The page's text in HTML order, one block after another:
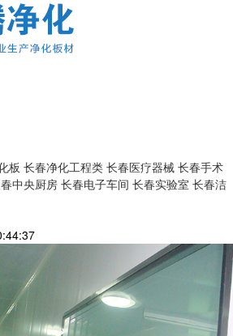
板 长春净化工程类 长春医疗器械 长春手术
中央厨房 长春电子车间 长春实验室 长春洁